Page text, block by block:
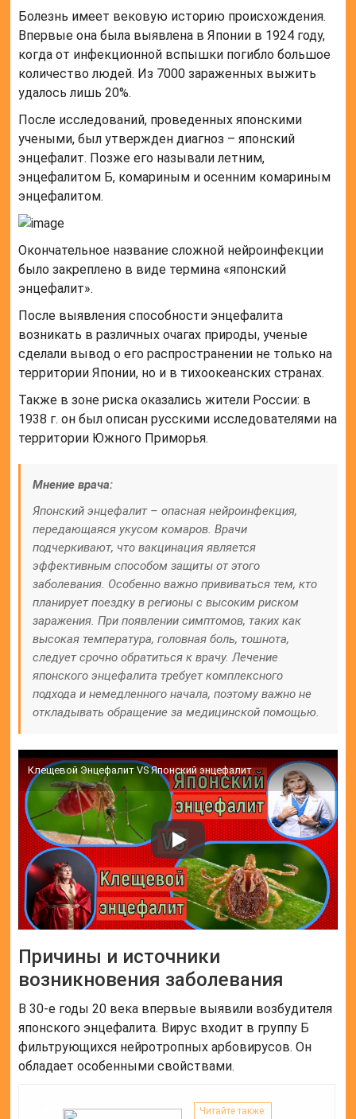
Болезнь имеет вековую историю происхождения.
Впервые она была выявлена в Японии в 1924 году,
когда от инфекционной вспышки погибло большое
количество людей. Из 7000 зараженных выжить
удалось лишь 20%.
После исследований, проведенных японскими
учеными, был утвержден диагноз – японский
энцефалит. Позже его называли летним,
энцефалитом Б, комариным и осенним комариным
энцефалитом.
Окончательное название сложной нейроинфекции
было закреплено в виде термина «японский
энцефалит».
После выявления способности энцефалита
возникать в различных очагах природы, ученые
сделали вывод о его распространении не только на
территории Японии, но и в тихоокеанских странах.
Также в зоне риска оказались жители России: в
1938 г. он был описан русскими исследователями на
территории Южного Приморья.
Мнение врача:
Японский энцефалит – опасная нейроинфекция,
передающаяся укусом комаров. Врачи
подчеркивают, что вакцинация является
эффективным способом защиты от этого
заболевания. Особенно важно прививаться тем, кто
планирует поездку в регионы с высоким риском
заражения. При появлении симптомов, таких как
высокая температура, головная боль, тошнота,
следует срочно обратиться к врачу. Лечение
японского энцефалита требует комплексного
подхода и немедленного начала, поэтому важно не
откладывать обращение за медицинской помощью.
Клещевой Энцефалит VS Японский энцефалит
Причины и источники
возникновения заболевания
В 30-е годы 20 века впервые выявили возбудителя
японского энцефалита. Вирус входит в группу Б
фильтрующихся нейротропных арбовирусов. Он
обладает особенными свойствами.
Читайте также: